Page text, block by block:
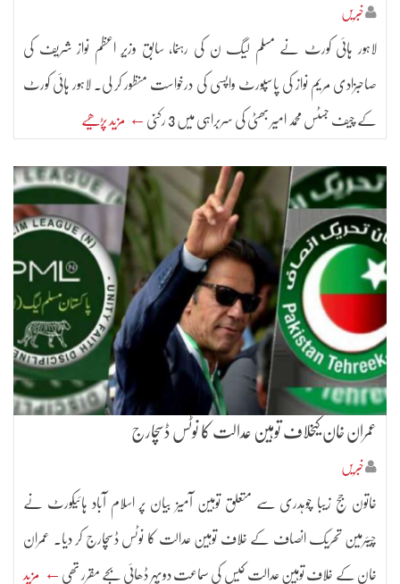
خبریں
لاہور ہائی کورٹ نے مسلم لیگ ن کی رہنما، سابق وزیرِ اعظم نواز شریف کی
صاحبزادی مریم نواز کی پاسپورٹ واپسی کی درخواست منظور کر لی۔ لاہور ہائی کورٹ
کے چیف جسٹس محمد امیر بھٹی کی سربراہی میں 3 رکنی ← مزید پڑھیے
عمران خان کیخلاف توہین عدالت کا نوٹس ڈسچارج
خبریں
خاتون جج زیبا چوہدری سے متعلق توہین آمیز بیان پر اسلام آباد ہائیکورٹ نے
چیئرمین تحریک انصاف کے خلاف توہین عدالت کا نوٹس ڈسچارج کر دیا۔ عمران
خان کے خلاف توہین عدالت کیس کی سماعت دوپہر ڈھائی بجے مقرر تھی ← مزید